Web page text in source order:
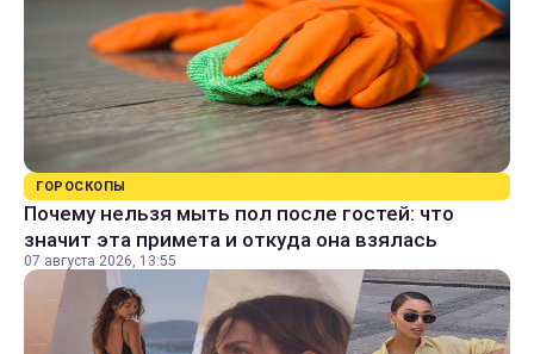
ГОРОСКОПЫ
Почему нельзя мыть пол после гостей: что
значит эта примета и откуда она взялась
07 августа 2026, 13:55